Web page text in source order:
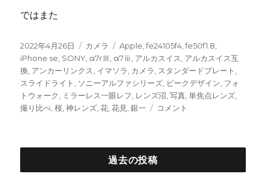
ではまた
投
稿
日:
2022年4月26日
カ
テ
ゴ
リ
ー
カメラ
タ
グ
Apple,fe24105f4,fe50f1.8,
iPhone se, SONY, α7rⅢ , α7ⅲ , アルカスイス, アルカスイス互
換, アンカーリンクス, イマソラ, カメラ, スタンダードプレート ,
スライドライト , ソニーアルファシリーズ, ピークデザイン, フォ
トウォーク, ミラーレス一眼レフ, レンズ沼,写真,単焦点レンズ,
撮り比べ,桜,神レンズ,花,花見,銀一
α
の
コメント
過去の投稿